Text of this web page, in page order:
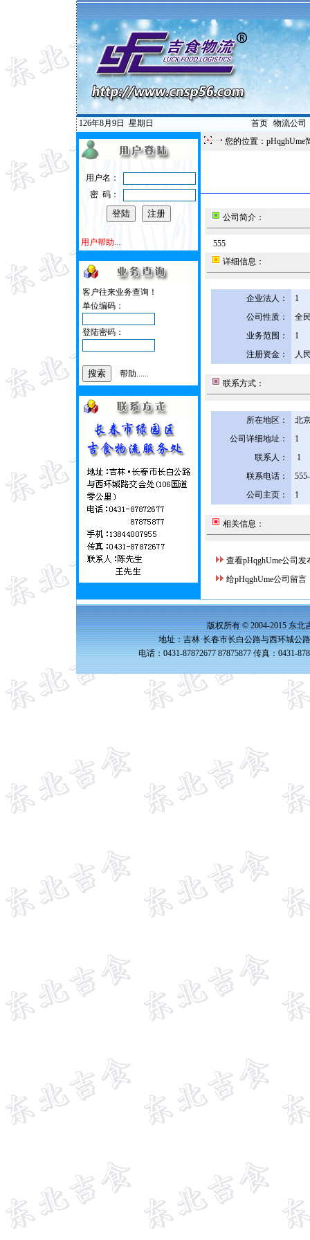
126年8月9日 星期日 首页| 物流公司
用户名：
密 码：
用户帮助...
客户往来业务查询！
单位编码：
登陆密码：
帮助......
您的位置：pHqghUme
公司简介：
555
详细信息：
企业法人：
1
公司性质：
全
业务范围：
1
注册资金：
人
联系方式：
所在地区：
北
公司详细地址：
1
联系人：
1
联系电话：
公司主页：
1
相关信息：
查看pHqghUme公司发
给pHqghUme公司留言
版权所有 © 2004-2015 东北
地址：吉林·长春市长白公路与西环城公
电话：0431-87872677 87875877 传真：0431-